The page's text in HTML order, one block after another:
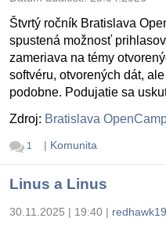
Štvrtý ročník Bratislava
spustená možnosť
zameriava na témy
softvéru, otvorených dát,
podobne. Podujatie sa
Zdroj: Bratislava
1 | Komunita
Linus a Linus
30.11.2025 | 19:40 |